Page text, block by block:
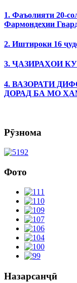
1. Фаъолияти 20-
Фармондеҳии
2. Иштироки 16
3. ҶАЗИРАҲОИ
4. ВАЗОРАТИ
ДОРАД БА МО
Рӯзнома
Фото
Назарсанҷӣ